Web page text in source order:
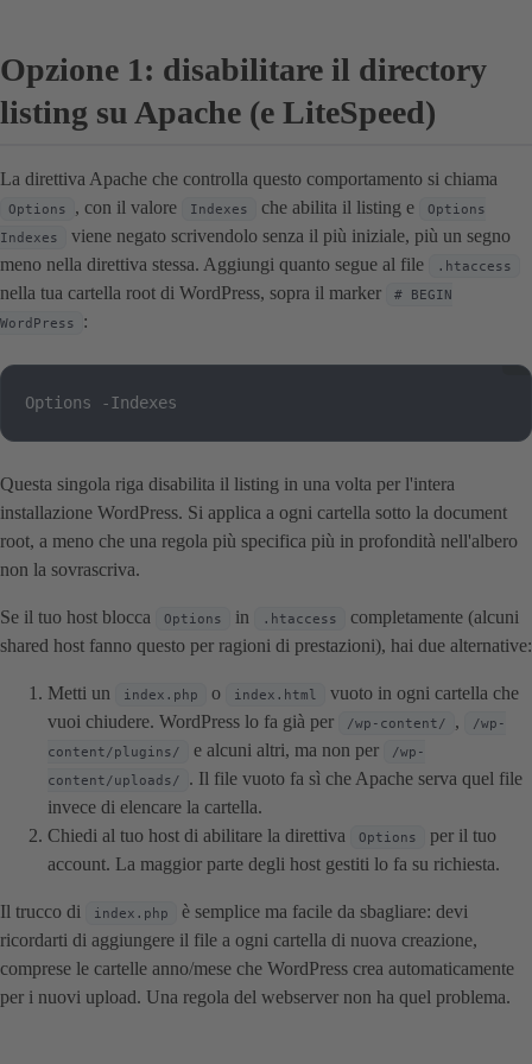
Opzione 1: disabilitare il directory
listing su Apache (e LiteSpeed)
La direttiva Apache che controlla questo comportamento si chiama
Options , con il valore Indexes che abilita il listing e
Options
Indexes
viene negato scrivendolo senza il più iniziale, più un segno
meno nella direttiva stessa. Aggiungi quanto segue al file
.htaccess
nella tua cartella root di WordPress, sopra il marker
# BEGIN
WordPress
:
Options -Indexes
Questa singola riga disabilita il listing in una volta per l'intera
installazione WordPress. Si applica a ogni cartella sotto la document
root, a meno che una regola più specifica più in profondità nell'albero
non la sovrascriva.
Se il tuo host blocca Options in .htaccess
completamente (alcuni
shared host fanno questo per ragioni di prestazioni), hai due alternative:
Metti un index.php o index.html
vuoto in ogni cartella che
vuoi chiudere. WordPress lo fa già per
/wp-content/ ,
/wp-
content/plugins/
e alcuni altri, ma non per
/wp-
content/uploads/
. Il file vuoto fa sì che Apache serva quel file
invece di elencare la cartella.
Chiedi al tuo host di abilitare la direttiva
Options
per il tuo
account. La maggior parte degli host gestiti lo fa su richiesta.
Il trucco di index.php
è semplice ma facile da sbagliare: devi
ricordarti di aggiungere il file a ogni cartella di nuova creazione,
comprese le cartelle anno/mese che WordPress crea automaticamente
per i nuovi upload. Una regola del webserver non ha quel problema.